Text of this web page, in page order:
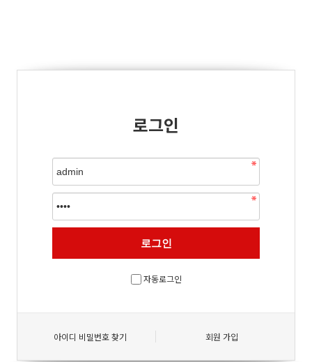
로그인
자동로그인
아이디 비밀번호 찾기 회원 가입